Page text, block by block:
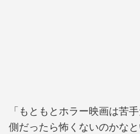
「もともとホラー映画は苦
側だったら怖くないのかな